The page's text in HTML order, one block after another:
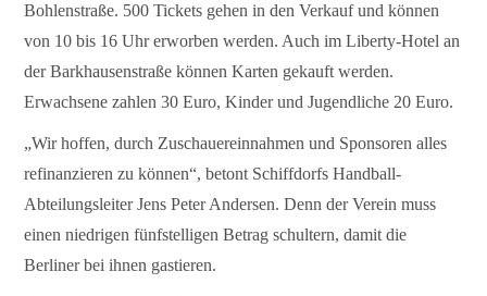
Bohlenstraße. 500 Tickets gehen in den Verkauf und können
von 10 bis 16 Uhr erworben werden. Auch im Liberty-Hotel an
der Barkhausenstraße können Karten gekauft werden.
Erwachsene zahlen 30 Euro, Kinder und Jugendliche 20 Euro.
„Wir hoffen, durch Zuschauereinnahmen und Sponsoren alles
refinanzieren zu können“, betont Schiffdorfs Handball-
Abteilungsleiter Jens Peter Andersen. Denn der Verein muss
einen niedrigen fünfstelligen Betrag schultern, damit die
Berliner bei ihnen gastieren.